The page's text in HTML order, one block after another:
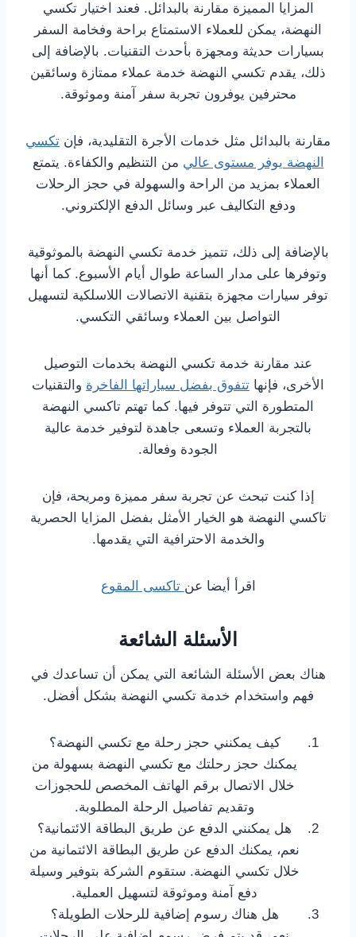
المزايا المميزة مقارنة بالبدائل. فعند اختيار تكسي
النهضة، يمكن للعملاء الاستمتاع براحة وفخامة السفر
بسيارات حديثة ومجهزة بأحدث التقنيات. بالإضافة إلى
ذلك، يقدم تكسي النهضة خدمة عملاء ممتازة وسائقين
محترفين يوفرون تجربة سفر آمنة وموثوقة.
مقارنة بالبدائل مثل خدمات الأجرة التقليدية، فإن تكسي
النهضة يوفر مستوى عالي من التنظيم والكفاءة. يتمتع
العملاء بمزيد من الراحة والسهولة في حجز الرحلات
ودفع التكاليف عبر وسائل الدفع الإلكتروني.
بالإضافة إلى ذلك، تتميز خدمة تكسي النهضة بالموثوقية
وتوفرها على مدار الساعة طوال أيام الأسبوع. كما أنها
توفر سيارات مجهزة بتقنية الاتصالات اللاسلكية لتسهيل
التواصل بين العملاء وسائقي التكسي.
عند مقارنة خدمة تكسي النهضة بخدمات التوصيل
الأخرى، فإنها تتفوق بفضل سياراتها الفاخرة والتقنيات
المتطورة التي تتوفر فيها. كما تهتم تاكسي النهضة
بالتجربة العملاء وتسعى جاهدة لتوفير خدمة عالية
الجودة وفعالة.
إذا كنت تبحث عن تجربة سفر مميزة ومريحة، فإن
تاكسي النهضة هو الخيار الأمثل بفضل المزايا الحصرية
والخدمة الاحترافية التي يقدمها.
اقرأ أيضا عن تاكسى المقوع
الأسئلة الشائعة
هناك بعض الأسئلة الشائعة التي يمكن أن تساعدك في
فهم واستخدام خدمة تكسي النهضة بشكل أفضل.
كيف يمكنني حجز رحلة مع تكسي النهضة؟
يمكنك حجز رحلتك مع تكسي النهضة بسهولة من
خلال الاتصال برقم الهاتف المخصص للحجوزات
وتقديم تفاصيل الرحلة المطلوبة.
هل يمكنني الدفع عن طريق البطاقة الائتمانية؟
نعم، يمكنك الدفع عن طريق البطاقة الائتمانية من
خلال تكسي النهضة. ستقوم الشركة بتوفير وسيلة
دفع آمنة وموثوقة لتسهيل العملية.
هل هناك رسوم إضافية للرحلات الطويلة؟